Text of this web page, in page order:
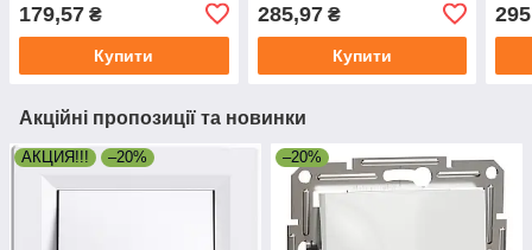
179,57 ₴
Купити
285,97₴
Купити
Акційні пропозиції та новинки
АКЦИЯ!!! –20% –20%